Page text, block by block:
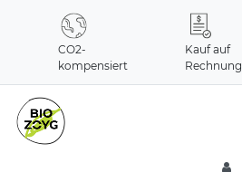
CO2-
kompensiert
Kauf auf
Rechnung